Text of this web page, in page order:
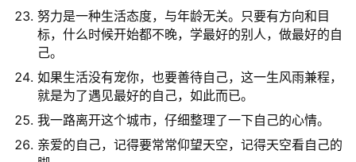
努力是一种生活态度，与年龄无关。只要有方向和目
标，什么时候开始都不晚，学最好的别人，做最好的自
己。
如果生活没有宠你，也要善待自己，这一生风雨兼程，
就是为了遇见最好的自己，如此而已。
我一路离开这个城市，仔细整理了一下自己的心情。
亲爱的自己，记得要常常仰望天空，记得天空看自己的